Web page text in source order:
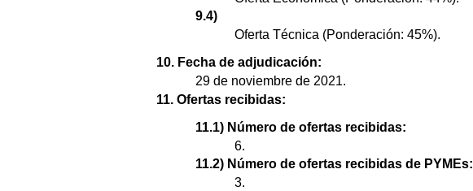
9.4)
Oferta Técnica (Ponderación: 45%).
10. Fecha de adjudicación:
29 de noviembre de 2021.
11. Ofertas recibidas:
11.1) Número de ofertas recibidas:
6.
11.2) Número de ofertas recibidas de PYMEs:
3.